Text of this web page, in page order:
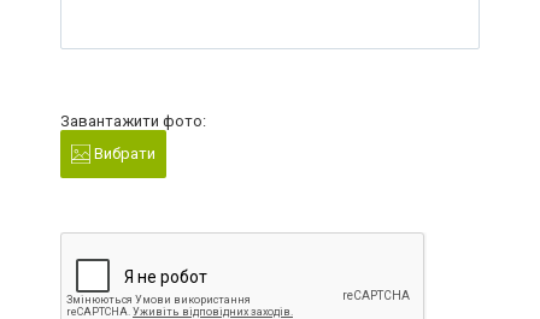
Завантажити фото:
Вибрати